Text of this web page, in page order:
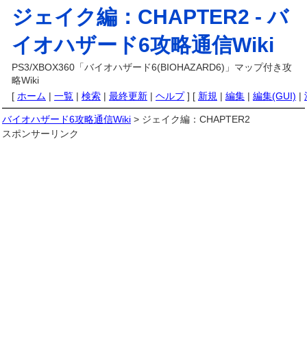
ジェイク編：CHAPTER2 -バ
イオハザード6攻略通信Wiki
PS3/XBOX360「バイオハザード6(BIOHAZARD6)」マップ付き攻
略Wiki
[ ホーム | 一覧 | 検索 | 最終更新 | ヘルプ] [ 新規 | 編集 | 編集(GUI) |
バイオハザード6攻略通信Wiki > ジェイク編：CHAPTER2
スポンサーリンク